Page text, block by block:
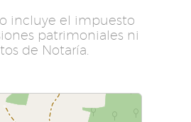
incluye el impuesto
patrimoniales ni
de Notaría.